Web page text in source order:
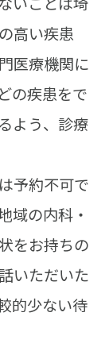
高い疾患
医療機関に
の疾患をで
よう、診療
予約不可で
域の内科・
をお持ちの
いただいた
的少ない待